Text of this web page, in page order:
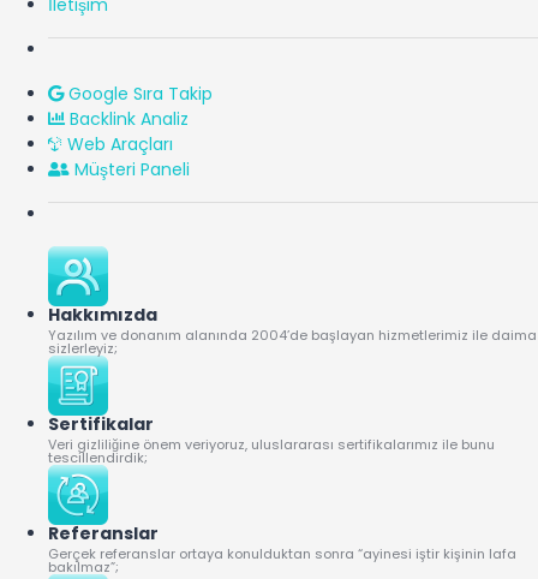
İletişim
Google Sıra Takip
Backlink Analiz
Web Araçları
Müşteri Paneli
Hakkımızda
Yazılım ve donanım alanında 2004’de başlayan hizmetlerimiz ile daima
sizlerleyiz;
Sertifikalar
Veri gizliliğine önem veriyoruz, uluslararası sertifikalarımız ile bunu
tescillendirdik;
Referanslar
Gerçek referanslar ortaya konulduktan sonra “ayinesi iştir kişinin lafa
bakılmaz”;